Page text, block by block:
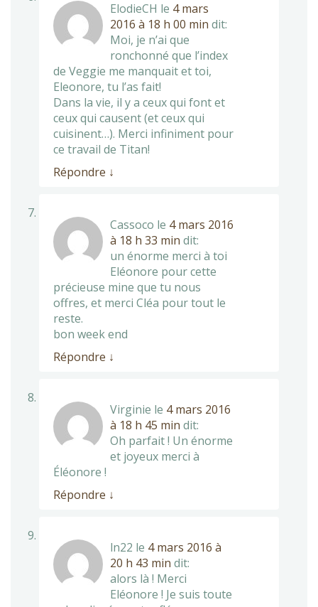
ElodieCH le 4 mars
2016 à 18 h 00 min dit:
Moi, je n’ai que
ronchonné que l’index
de Veggie me manquait et toi,
Eleonore, tu l’as fait!
Dans la vie, il y a ceux qui font et
ceux qui causent (et ceux qui
cuisinent…). Merci infiniment pour
ce travail de Titan!
Répondre ↓
Cassoco le 4 mars 2016
à 18 h 33 min dit:
un énorme merci à toi
Eléonore pour cette
précieuse mine que tu nous
offres, et merci Cléa pour tout le
reste.
bon week end
Répondre ↓
Virginie le 4 mars 2016
à 18 h 45 min dit:
Oh parfait ! Un énorme
et joyeux merci à
Éléonore !
Répondre ↓
ln22 le 4 mars 2016 à
20 h 43 min dit:
alors là ! Merci
Eléonore ! Je suis toute